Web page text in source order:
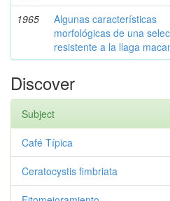
1965
Algunas características
morfológicas de una
resistente a la llaga
Discover
Subject
Café Típica
Ceratocystis fimbriata